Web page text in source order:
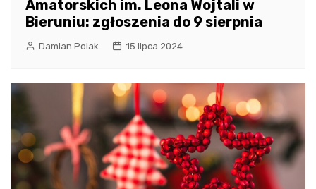
Amatorskich im. Leona Wojtali w
Bieruniu: zgłoszenia do 9 sierpnia
Damian Polak 15 lipca 2024